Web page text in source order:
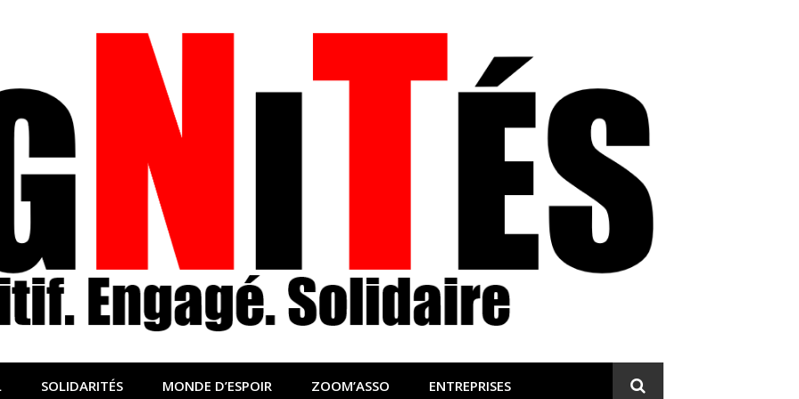
sociale, solidaire et engagée
SOLIDARITÉS MONDE D’ESPOIR ZOOM’ASSO ENTREPRISES